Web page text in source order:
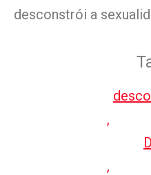
desconstrói a
,
,